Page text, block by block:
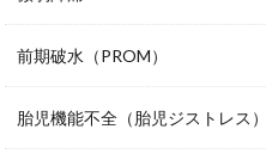
前期破水（PROM）
胎児機能不全（胎児ジストレス）